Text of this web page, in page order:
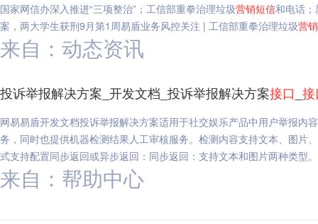
国家网信办深入推进“三项整治”；工信部重拳治理垃圾营销短信和电话；
案，两大学生获刑9月第1周易盾业务风控关注 | 工信部重拳治理垃圾营销
来自：动态资讯
投诉举报解决方案_开发文档_投诉举报解决方案接口
网易易盾开发文档投诉举报解决方案适用于社交娱乐产品中用户举报内
务，同时也提供机器检测结果人工审核服务。检测内容支持文本、图片
式支持配置同步返回或异步返回：同步返回：支持文本和图片两种类型
述
来自：帮助中心